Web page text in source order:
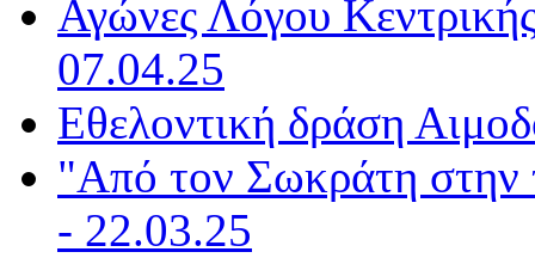
Αγώνες Λόγου
07.04.25
Εθελοντική δράση
"Από τον Σωκράτη στην
- 22.03.25